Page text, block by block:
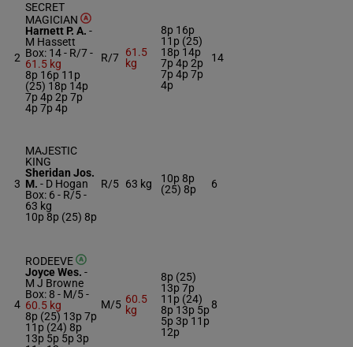
2
SECRET
MAGICIAN
Harnett P. A. -
M Hassett
Box: 14 - R/7 -
61.5 kg
8p 16p 11p
(25) 18p 14p
7p 4p 2p 7p
4p 7p 4p
R/7 61.5
kg
8p 16p
11p (25)
18p 14p
7p 4p 2p
7p 4p 7p
4p
14
3
MAJESTIC
KING
Sheridan Jos.
M. - D Hogan
Box: 6 - R/5 -
63 kg
10p 8p (25) 8p
R/5 63 kg
10p 8p
(25) 8p
6
4
RODEEVE
Joyce Wes. -
M J Browne
Box: 8 - M/5 -
60.5 kg
8p (25) 13p 7p
11p (24) 8p
13p 5p 5p 3p
M/5 60.5
kg
8p (25)
13p 7p
11p (24)
8p 13p 5p
5p 3p 11p
12p
8